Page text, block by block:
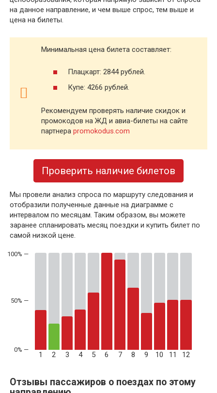
на данное направление, и чем выше спрос, тем выше и
цена на билеты.
Минимальная цена билета составляет:
Плацкарт: 2844 рублей.
Купе: 4266 рублей.
Рекомендуем проверять наличие скидок и
промокодов на ЖД и авиа-билеты на сайте
партнера promokodus.com
Проверить наличие билетов
Мы провели анализ спроса по маршруту следования и
отобразили полученные данные на диаграмме с
интервалом по месяцам. Таким образом, вы можете
заранее спланировать месяц поездки и купить билет по
самой низкой цене.
50% —
1 2 3 4 5 6 7 8 9 10 11 12
Отзывы пассажиров о поездах по этому